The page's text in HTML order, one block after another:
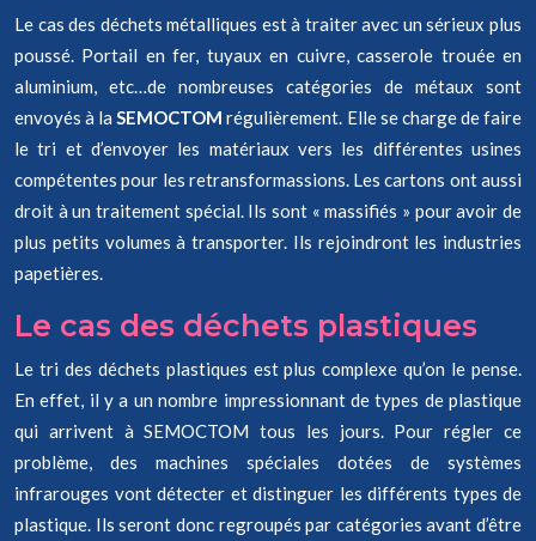
Le cas des déchets métalliques est à traiter avec un sérieux plus
poussé. Portail en fer, tuyaux en cuivre, casserole trouée en
aluminium, etc…de nombreuses catégories de métaux sont
envoyés à laSEMOCTOM régulièrement. Elle se charge de faire
le tri et d’envoyer les matériaux vers les différentes usines
compétentes pour les retransformassions. Les cartons ont aussi
droit à un traitement spécial. Ils sont « massifiés » pour avoir de
plus petits volumes à transporter. Ils rejoindront les industries
papetières.
Le cas des déchets plastiques
Le tri des déchets plastiques est plus complexe qu’on le pense.
En effet, il y a un nombre impressionnant de types de plastique
qui arrivent à SEMOCTOM tous les jours. Pour régler ce
problème, des machines spéciales dotées de systèmes
infrarouges vont détecter et distinguer les différents types de
plastique. Ils seront donc regroupés par catégories avant d’être